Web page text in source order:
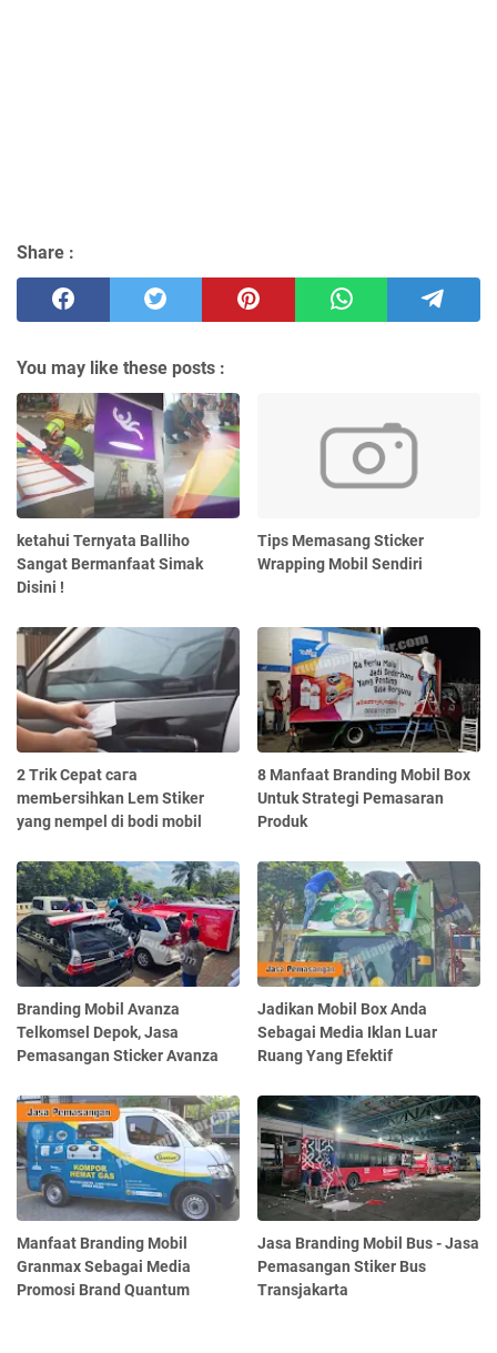
Share :
You may like these posts :
ketahui Ternyata Balliho
Sangat Bermanfaat Simak
Disini !
Tips Memasang Sticker
Wrapping Mobil Sendiri
2 Trik Cepat сага
mеmЬегѕіһkаn Lem Stiker
yang nempel di bodi mobil
8 Manfaat Branding Mobil Box
Untuk Strategi Pemasaran
Produk
Branding Mobil Avanza
Telkomsel Depok, Jasa
Pemasangan Sticker Avanza
Jadikan Mobil Box Anda
Sebagai Media Iklan Luar
Ruang Yang Efektif
Manfaat Branding Mobil
Granmax Sebagai Media
Promosi Brand Quantum
Jasa Branding Mobil Bus - Jasa
Pemasangan Stiker Bus
Transjakarta